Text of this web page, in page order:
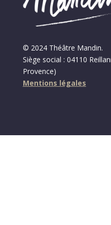
© 2024 Théâtre Mandin.
Siège social : 04110
Provence)
Mentions légales